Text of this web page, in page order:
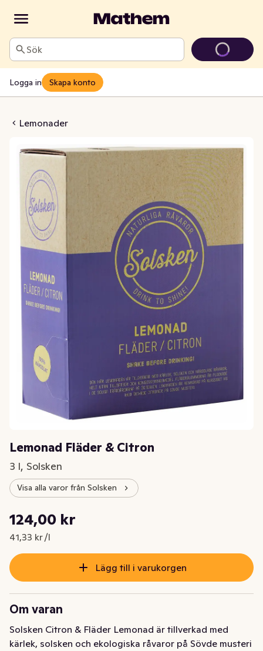
Sök
Logga in Skapa konto
Lemonader
& Citron
Lemonad Fläder & Citron
3 l, Solsken
Visa alla varor från Solsken
Nuvarande pris är: 124,00 kr
124,00 kr
41,33 kr /l
Styckpris: 41,33 kr /l
Lägg till i varukorgen
Om varan
Solsken Citron & Fläder Lemonad är tillverkad med
kärlek, solsken och ekologiska råvaror på Sövde musteri